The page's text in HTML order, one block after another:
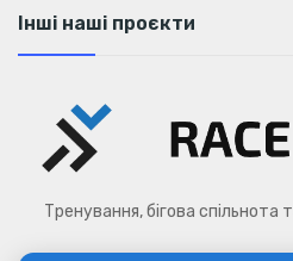
Інші наші проєкти
Тренування, бігова